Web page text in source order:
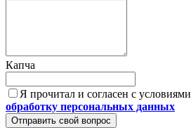
Капча
Я прочитал и согласен с условиями
обработку персональных данных
Отправить свой вопрос